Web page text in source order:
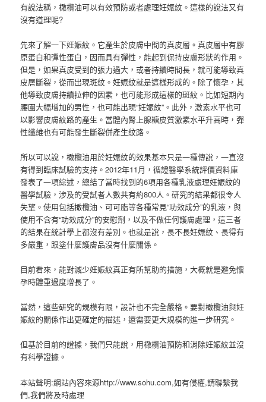
有說法稱，橄欖油可以有效預防或者處理妊娠紋。這樣的說法又有
沒有道理呢?
先來了解一下妊娠紋。它產生於皮膚中間的真皮層。真皮層中有膠
原蛋白和彈性蛋白，因而具有彈性，能起到保持皮膚形狀的作用。
但是，如果真皮受到的張力過大，或者持續時間長，就可能導致真
皮層斷裂，從而出現斑紋。妊娠紋就是這樣形成的。除了懷孕，其
他導致皮膚持續拉伸的因素，也可能形成這樣的斑紋。比如短期內
腰圍大幅增加的男性，也可能出現“妊娠紋”。此外，激素水平也可
以影響皮膚紋路的產生。當體內腎上腺糖皮質激素水平升高時，彈
性纖維也有可能發生斷裂併產生紋路。
所以可以說，橄欖油用於妊娠紋的效果基本只是一種傳說，一直沒
有得到臨床試驗的支持。2012年11月，循證醫學系統評價資料庫
發表了一項綜述，總結了當時找到的6項用各種乳液處理妊娠紋的
醫學試驗，涉及的受試者人數共有約800人。研究的結果都很令人
失望。使用包括橄欖油、可可脂等各種常見“功效成分”的乳液，與
使用不含有“功效成分”的安慰劑，以及不做任何護膚處理，這三者
的結果在統計學上都沒有差別。也就是說，長不長妊娠紋、長得有
多嚴重，跟塗什麼護膚品沒有什麼關係。
目前看來，能對減少妊娠紋真正有所幫助的措施，大概就是避免懷
孕時體重過度增長了。
當然，這些研究的規模有限，設計也不完全嚴格。要對橄欖油與妊
娠紋的關係作出更確定的描述，還需要更大規模的進一步研究。
但基於目前的證據，我們只能說，用橄欖油預防和消除妊娠紋並沒
有科學證據。
本站聲明:網站內容來源http://www.sohu.com,如有侵權,請聯繫我
們,我們將及時處理